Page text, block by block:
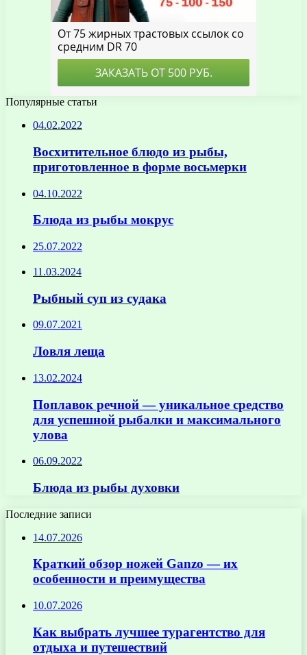
Популярные статьи
04.02.2022
Восхитительное блюдо из рыбы,
приготовленное в форме восьмерки
04.10.2022
Блюда из рыбы мокрус
25.07.2022
11.03.2024
Рыбный суп из судака
09.07.2021
Ловля леща
13.02.2024
Поплавок речной — уникальное средство
для успешной рыбалки и максимального
улова
06.09.2022
Блюда из рыбы духовки
Последние записи
14.07.2026
Краткий обзор ножей Ganzo — их
особенности и преимущества
10.07.2026
Как выбрать лучшее турагентство для
отдыха и путешествий